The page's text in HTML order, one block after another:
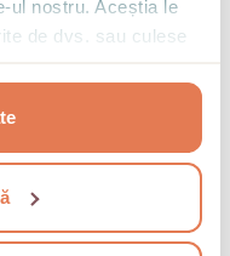
ul nostru. Aceștia le
de dvs. sau culese
Apoi trebuie să